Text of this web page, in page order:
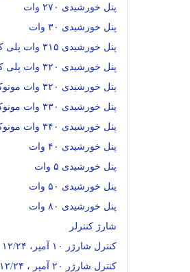
پنل خورشیدی ۲۷۰ وات
پنل خورشیدی ۳۰ وات
پنل خورشیدی ۳۱۵ وات پلی کریستال
پنل خورشیدی ۳۲۰ وات پلی کریستال
پنل خورشیدی ۳۲۰ وات مونوکریستال
پنل خورشیدی ۳۳۰ وات مونوکریستال
پنل خورشیدی ۳۴۰ وات مونوکریستال
پنل خورشیدی ۴۰ وات
پنل خورشیدی ۵ وات
پنل خورشیدی ۵۰ وات
پنل خورشیدی ۸۰ وات
شارژ کنترلر
کنترل شارژر ۱۰ آمپر، ۱۲/۲۴ ولت
کنترل شارژر ۲۰ آمپر ، ۱۲/۲۴ ولت